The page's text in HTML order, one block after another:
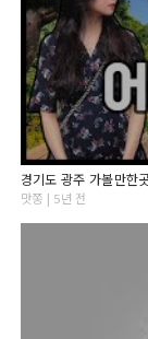
경기도 광주 가볼만한
맛쫑 | 5년 전